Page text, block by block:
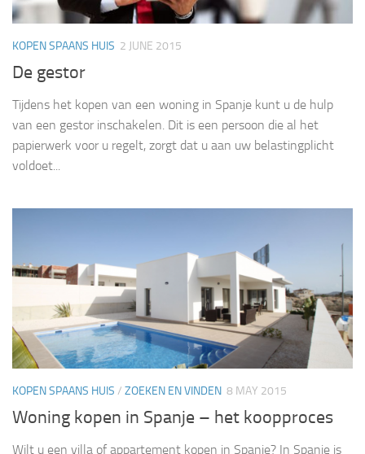
KOPEN SPAANS HUIS 2 JUNE 2015
De gestor
Tijdens het kopen van een woning in Spanje kunt u de hulp
van een gestor inschakelen. Dit is een persoon die al het
papierwerk voor u regelt, zorgt dat u aan uw belastingplicht
voldoet...
KOPEN SPAANS HUIS / ZOEKEN EN VINDEN 8 MAY 2015
Woning kopen in Spanje – het koopproces
Wilt u een villa of appartement kopen in Spanje? In Spanje is